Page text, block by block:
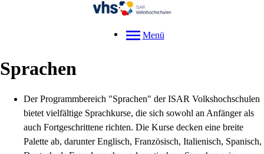
Menü
Sprachen
Der Programmbereich "Sprachen" der ISAR Volkshochschulen
bietet vielfältige Sprachkurse, die sich sowohl an Anfänger als
auch Fortgeschrittene richten. Die Kurse decken eine breite
Palette ab, darunter Englisch, Französisch, Italienisch, Spanisch,